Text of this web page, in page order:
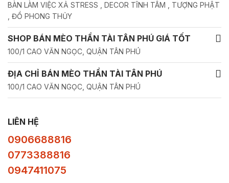
BÀN LÀM VIỆC XẢ STRESS , DECOR TĨNH TÂM , TƯỢNG PHẬT
, ĐỒ PHONG THỦY
SHOP BÁN MÈO THẦN TÀI TÂN PHÚ GIÁ TỐT
100/1 CAO VĂN NGỌC, QUẬN TÂN PHÚ
ĐỊA CHỈ BÁN MÈO THẦN TÀI TÂN PHÚ
100/1 CAO VĂN NGỌC, QUẬN TÂN PHÚ
LIÊN HỆ
0906688816
0773388816
0947411075